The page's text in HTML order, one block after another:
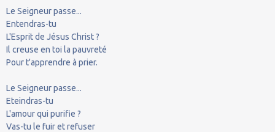
Le Seigneur passe...
Entendras-tu
L'Esprit de Jésus Christ ?
Il creuse en toi la pauvreté
Pour t'apprendre à prier.
Le Seigneur passe...
Eteindras-tu
L'amour qui purifie ?
Vas-tu le fuir et refuser